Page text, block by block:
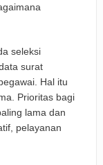
seleksi
surat
Hal itu
Prioritas bagi
lama dan
pelayanan